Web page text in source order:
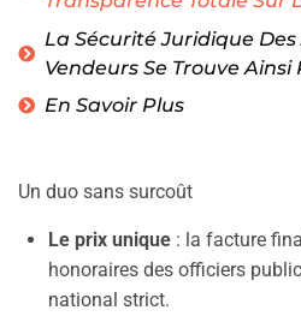
La Sécurité Juridique
Vendeurs Se Trouve Ainsi
En Savoir Plus
Un duo sans surcoût
Le prix unique : la facture
honoraires des officiers
national strict.